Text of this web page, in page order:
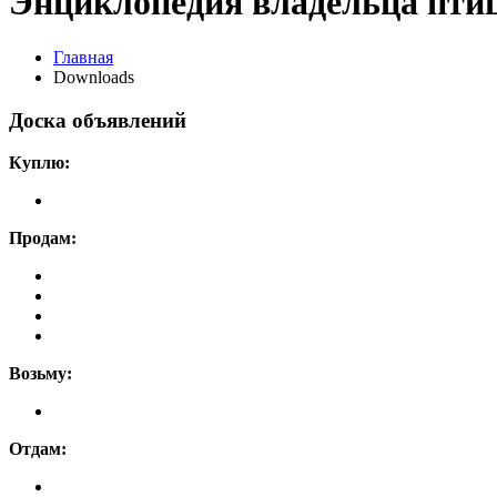
Главная
Downloads
Доска объявлений
Куплю:
Продам:
Возьму:
Отдам: